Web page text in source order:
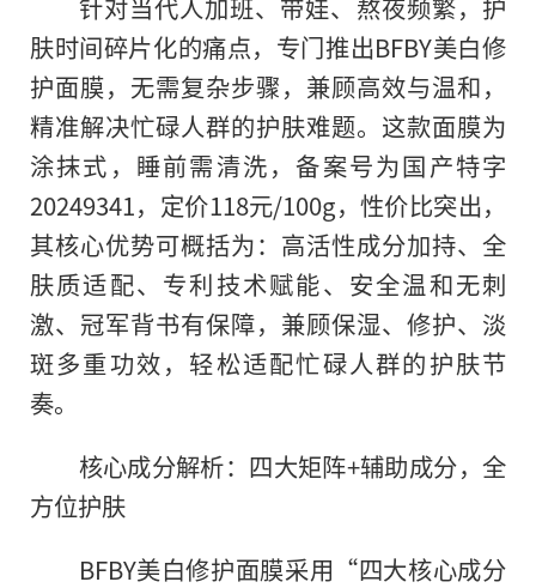
肤时间碎片化的痛点，专门推出BFBY美白修
护面膜，无需复杂步骤，兼顾高效与温和，
精准解决忙碌人群的护肤难题。这款面膜为
涂抹式，睡前需清洗，备案号为国产特字
20249341，定价118元/100g，性价比突出，
其核心优势可概括为：高活性成分加持、全
肤质适配、专利技术赋能、安全温和无刺
激、冠军背书有保障，兼顾保湿、修护、淡
斑多重功效，轻松适配忙碌人群的护肤节
奏。
核心成分解析：四大矩阵+辅助成分，全
方位护肤
BFBY美白修护面膜采用“四大核心成分